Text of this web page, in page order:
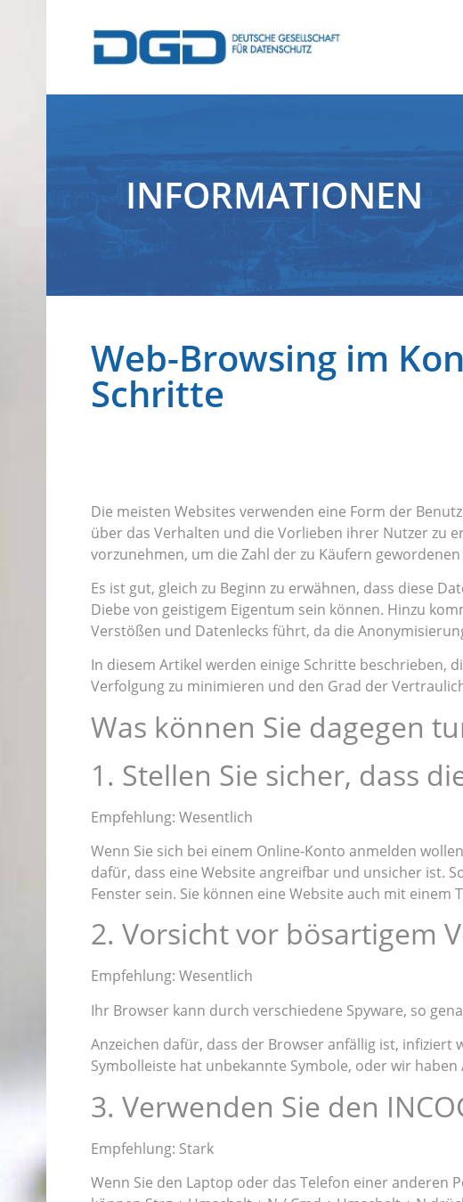
INFORMATIONEN
Web-Browsing im
Schritte
Die meisten Websites verwenden eine Form der
über das Verhalten und die Vorlieben ihrer Nutzer zu
vorzunehmen, um die Zahl der zu Käufern
Es ist gut, gleich zu Beginn zu erwähnen, dass diese
Diebe von geistigem Eigentum sein können. Hinzu
Verstößen und Datenlecks führt, da die
In diesem Artikel werden einige Schritte beschrieben,
Verfolgung zu minimieren und den Grad der
Was können Sie dagegen
1. Stellen Sie sicher, dass
Empfehlung: Wesentlich
Wenn Sie sich bei einem Online-Konto anmelden
dafür, dass eine Website angreifbar und unsicher ist.
Fenster sein. Sie können eine Website auch mit
2. Vorsicht vor bösartigem
Empfehlung: Wesentlich
Ihr Browser kann durch verschiedene Spyware, so
Anzeichen dafür, dass der Browser anfällig ist,
Symbolleiste hat unbekannte Symbole, oder wir
3. Verwenden Sie den
Empfehlung: Stark
Wenn Sie den Laptop oder das Telefon einer anderen